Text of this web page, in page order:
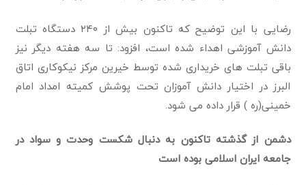
رضایی با این توضیح که تاکنون بیش از ۲۴۰ دستگاه تبلت
دانش آموزشی اهداء شده است، افزود: تا سه هفته دیگر نیز
باقی تبلت های خریداری شده توسط خیرین مرکز نیکوکاری اتاق
البرز در اختیار دانش آموزان تحت پوشش کمیته امداد امام
خمینی(ره ) قرار داده می شود.
دشمن از گذشته تاکنون به دنبال شکست وحدت و سواد در
جامعه ایران اسلامی بوده است